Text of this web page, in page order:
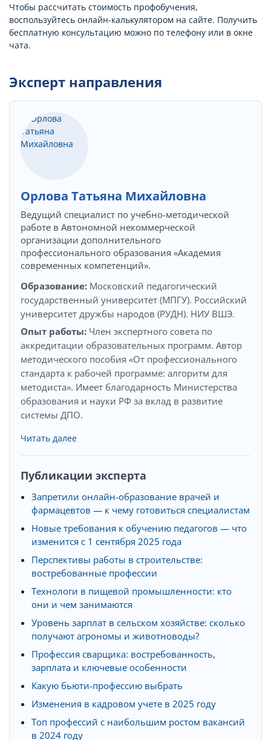
Чтобы рассчитать стоимость профобучения,
воспользуйтесь онлайн-калькулятором на сайте. Получить
бесплатную консультацию можно по телефону или в окне
чата.
Эксперт направления
Орлова Татьяна Михайловна
Ведущий специалист по учебно-методической
работе в Автономной некоммерческой
организации дополнительного
профессионального образования «Академия
современных компетенций».
Образование: Московский педагогический
государственный университет (МПГУ). Российский
университет дружбы народов (РУДН). НИУ ВШЭ.
Опыт работы: Член экспертного совета по
аккредитации образовательных программ. Автор
методического пособия «От профессионального
стандарта к рабочей программе: алгоритм для
методиста». Имеет благодарность Министерства
образования и науки РФ за вклад в развитие
системы ДПО.
Читать далее
Публикации эксперта
Запретили онлайн-образование врачей и
фармацевтов — к чему готовиться специалистам
Новые требования к обучению педагогов — что
изменится с 1 сентября 2025 года
Перспективы работы в строительстве:
востребованные профессии
Технологи в пищевой промышленности: кто
они и чем занимаются
Уровень зарплат в сельском хозяйстве: сколько
получают агрономы и животноводы?
Профессия сварщика: востребованность,
зарплата и ключевые особенности
Какую бьюти-профессию выбрать
Изменения в кадровом учете в 2025 году
Топ профессий с наибольшим ростом вакансий
в 2024 году